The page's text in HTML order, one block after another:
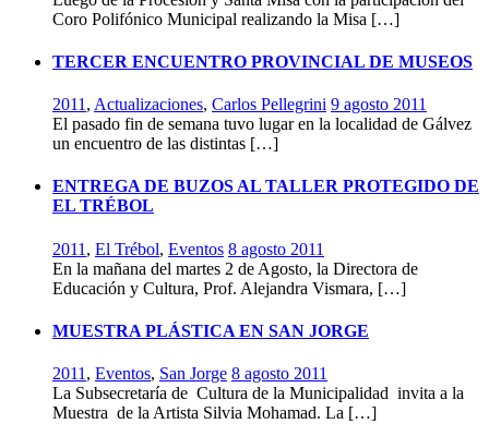
Coro Polifónico Municipal realizando la Misa […]
TERCER ENCUENTRO PROVINCIAL DE MUSEOS
2011 , Actualizaciones, Carlos Pellegrini 9 agosto 2011
El pasado fin de semana tuvo lugar en la localidad de Gálvez
un encuentro de las distintas […]
ENTREGA DE BUZOS AL TALLER PROTEGIDO DE
EL TRÉBOL
2011 , El Trébol, Eventos 8 agosto 2011
En la mañana del martes 2 de Agosto, la Directora de
Educación y Cultura, Prof. Alejandra Vismara, […]
MUESTRA PLÁSTICA EN SAN JORGE
2011 , Eventos, San Jorge 8 agosto 2011
La Subsecretaría de Cultura de la Municipalidad invita a la
Muestra de la Artista Silvia Mohamad. La […]